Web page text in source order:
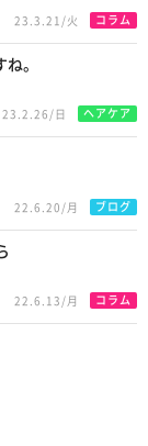
23.3.21/火 コラム
。
23.2.26/日 ヘアケア
22.6.20/月 ブログ
22.6.13/月 コラム